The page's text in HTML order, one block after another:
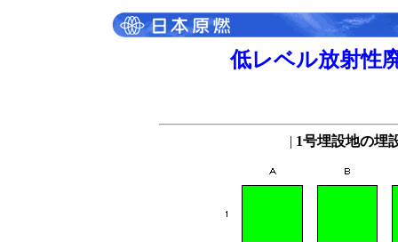
低レベル放射性
| 1号埋設地の埋